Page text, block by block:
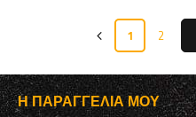
1 2
Η ΠΑΡΑΓΓΕΛΊΑ ΜΟΥ